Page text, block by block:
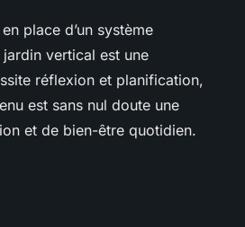
place d’un système
jardin vertical est une
réflexion et planification,
est sans nul doute une
et de bien-être quotidien.